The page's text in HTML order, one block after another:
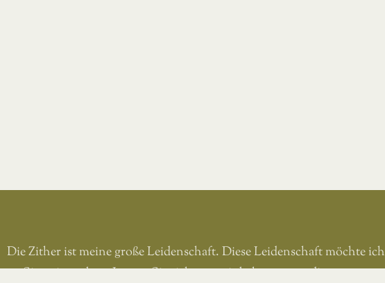
Die Zither ist meine große Leidenschaft. Diese Leidenschaft möchte ich
an Sie weitergeben. Lassen Sie sich von mir behutsam an dieses